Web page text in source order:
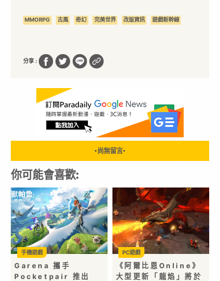
MMORPG 古風 奇幻 完美世界 改版資訊 遊戲新幹線
分享 :
▼ 尚無留言▼
你可能會喜歡:
Garena 攜手
Pocketpair 推出
手機遊戲
《阿爾比恩Online》
大型更新「龍焰」將於
PC遊戲